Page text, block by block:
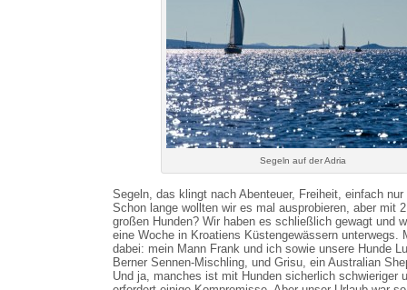
Segeln auf der Adria
Segeln, das klingt nach Abenteuer, Freiheit, einfach nur
Schon lange wollten wir es mal ausprobieren, aber mit 2
großen Hunden? Wir haben es schließlich gewagt und
eine Woche in Kroatiens Küstengewässern unterwegs.
dabei: mein Mann Frank und ich sowie unsere Hunde
Berner Sennen-Mischling, und Grisu, ein Australian
Und ja, manches ist mit Hunden sicherlich schwieriger